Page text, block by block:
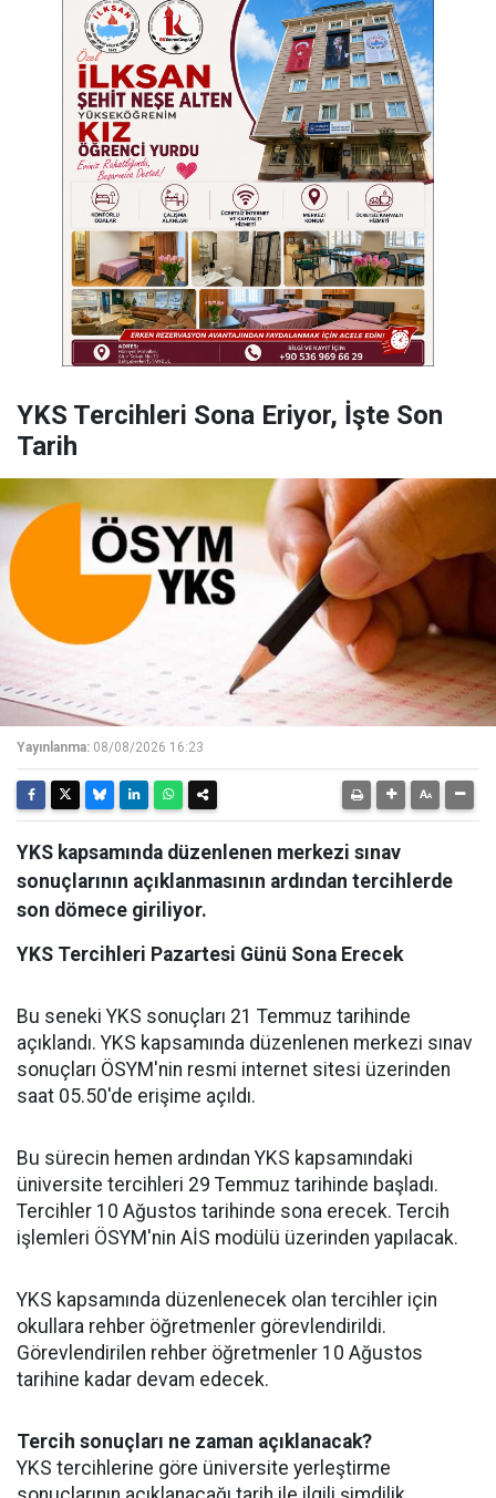
YKS Tercihleri Sona Eriyor, İşte Son
Tarih
Yayınlanma: 08/08/2026 16:23
YKS kapsamında düzenlenen merkezi sınav
sonuçlarının açıklanmasının ardından tercihlerde
son dömece giriliyor.
YKS Tercihleri Pazartesi Günü Sona Erecek
Bu seneki YKS sonuçları 21 Temmuz tarihinde
açıklandı. YKS kapsamında düzenlenen merkezi sınav
sonuçları ÖSYM'nin resmi internet sitesi üzerinden
saat 05.50'de erişime açıldı.
Bu sürecin hemen ardından YKS kapsamındaki
üniversite tercihleri 29 Temmuz tarihinde başladı.
Tercihler 10 Ağustos tarihinde sona erecek. Tercih
işlemleri ÖSYM'nin AİS modülü üzerinden yapılacak.
YKS kapsamında düzenlenecek olan tercihler için
okullara rehber öğretmenler görevlendirildi.
Görevlendirilen rehber öğretmenler 10 Ağustos
tarihine kadar devam edecek.
Tercih sonuçları ne zaman açıklanacak?
YKS tercihlerine göre üniversite yerleştirme